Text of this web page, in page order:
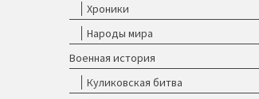
Хроники
Народы мира
Военная история
Куликовская битва